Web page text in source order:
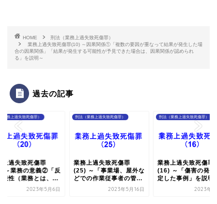
HOME
刑法（業務上過失致死傷罪）
業務上過失致死傷罪(10) ～因果関係①「複数の要因が重なって結果が発生した場
合の因果関係」「結果が発生する可能性が予見できた場合は、因果関係が認められ
る」を説明～
過去の記事
業務上過失致死傷罪）
上過失致死傷罪
～業務の意義②「反
続性（業務とは、...
2023年5月6日
刑法（業務上過失致死傷罪）
業務上過失致死傷罪
(25) ～「事業場、屋外な
どでの作業従事者の管...
2023年5月16日
刑法（業務上過失致死傷罪）
業務上過失致死傷罪
(16) ～「傷害の発生
定した事例」を説明
2023年5